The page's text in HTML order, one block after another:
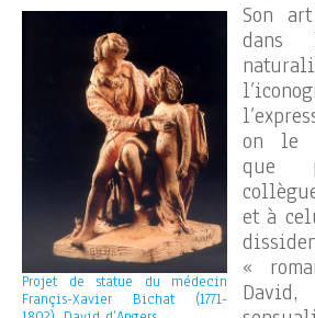
Projet de statue du médecin
Françis-Xavier Bichat (1771-
Son
dans
on le
que
et à
«